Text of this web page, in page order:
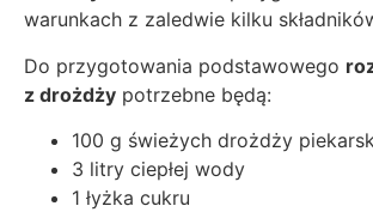
warunkach z zaledwie kilku
Do przygotowania podstawowego
z drożdży potrzebne będą:
100 g świeżych drożdży
3 litry ciepłej wody
1 łyżka cukru